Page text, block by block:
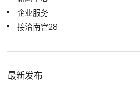
企业服务
接洽南宫28
最新发布